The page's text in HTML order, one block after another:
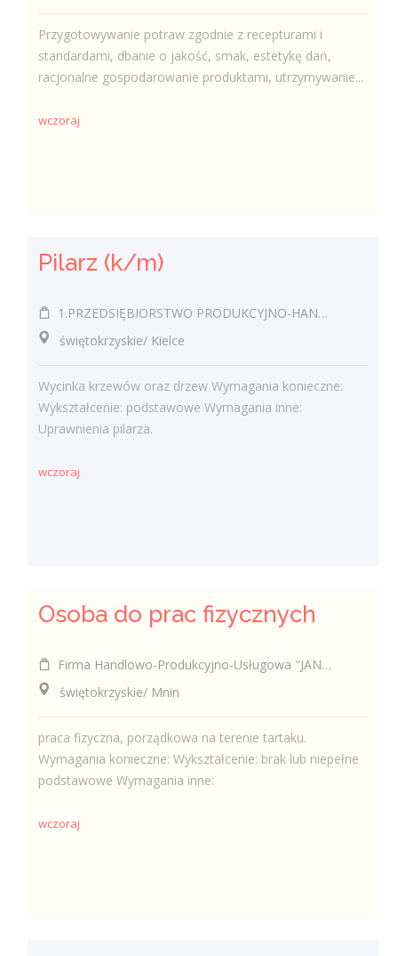
Przygotowywanie potraw zgodnie z recepturami i
standardami, dbanie o jakość, smak, estetykę dań,
racjonalne gospodarowanie produktami, utrzymywanie...
wczoraj
Pilarz (k/m)
1.PRZEDSIĘBIORSTWO PRODUKCYJNO-HANDLOWO-USŁUGOWE EUROPLUS JÓZEF MROZOWSKI 2.KAWIARNIA SANTANA JÓZEF MROZOWSKI
świętokrzyskie/ Kielce
Wycinka krzewów oraz drzew Wymagania konieczne:
Wykształcenie: podstawowe Wymagania inne:
Uprawnienia pilarza.
wczoraj
Osoba do prac fizycznych
Firma Handlowo-Produkcyjno-Usługowa "JAN-DREW" Krzysztof Kabała
świętokrzyskie/ Mnin
praca fizyczna, porządkowa na terenie tartaku.
Wymagania konieczne: Wykształcenie: brak lub niepełne
podstawowe Wymagania inne:
wczoraj